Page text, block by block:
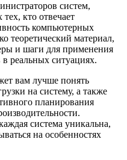
систем,
кто отвечает
компьютерных
теоретический материал,
и шаги для применения
реальных ситуациях.
вам лучше понять
на систему, а также
планирования
система уникальна,
на особенностях